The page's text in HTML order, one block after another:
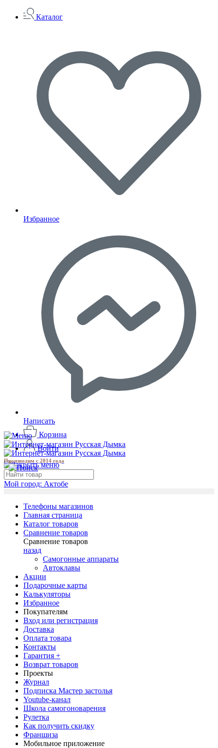
Каталог
Избранное
Написать
Корзина
Войти
Производим с 2014 года
Мой город: Актобе
Телефоны магазинов
Главная страница
Каталог товаров
Сравнение товаров
Сравнение товаров
назад
Самогонные аппараты
Автоклавы
Акции
Подарочные карты
Калькуляторы
Избранное
Покупателям
Вход или регистрация
Доставка
Оплата товара
Контакты
Гарантия +
Возврат товаров
Проекты
Журнал
Подписка Мастер застолья
Youtube-канал
Школа самогоноварения
Рулетка
Как получить скидку
Франшиза
Мобильное приложение